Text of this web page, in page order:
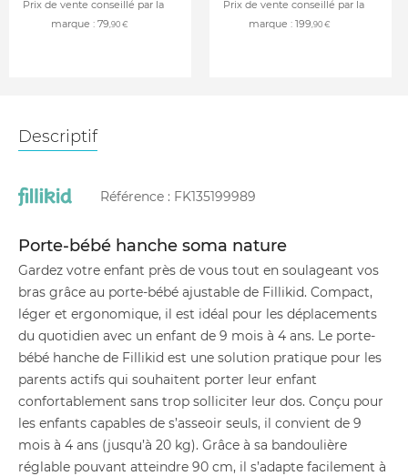
Prix de vente conseillé par la
marque : 79,90 €
Prix de vente conseillé par la
marque : 199,90 €
Descriptif
Référence : FK135199989
Porte-bébé hanche soma nature
Gardez votre enfant près de vous tout en soulageant vos
bras grâce au porte-bébé ajustable de Fillikid. Compact,
léger et ergonomique, il est idéal pour les déplacements
du quotidien avec un enfant de 9 mois à 4 ans. Le porte-
bébé hanche de Fillikid est une solution pratique pour les
parents actifs qui souhaitent porter leur enfant
confortablement sans trop solliciter leur dos. Conçu pour
les enfants capables de s’asseoir seuls, il convient de 9
mois à 4 ans (jusqu’à 20 kg). Grâce à sa bandoulière
réglable pouvant atteindre 90 cm, il s’adapte facilement à